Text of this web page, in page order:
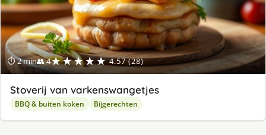
⏱ 2 min👥 4★★★★★ 4.57 (28)
Stoverij van varkenswangetjes
BBQ & buiten koken Bijgerechten